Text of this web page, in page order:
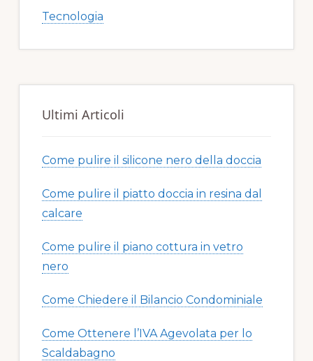
Tecnologia
Ultimi Articoli
Come pulire il silicone nero della doccia​​
Come pulire il piatto doccia in resina dal
calcare​​
Come pulire il piano cottura in vetro
nero​​
Come Chiedere il Bilancio Condominiale
Come Ottenere l’IVA Agevolata per lo
Scaldabagno